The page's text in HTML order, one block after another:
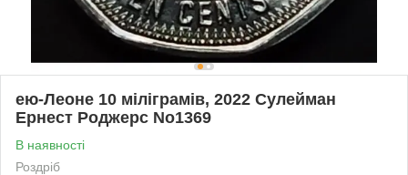
ею-Леоне 10 міліграмів, 2022 Сулейман
Ернест Роджерс No1369
В наявності
Роздріб